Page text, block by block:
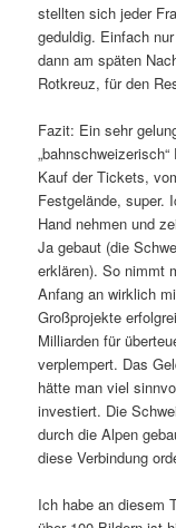
stellten sich jeder
geduldig. Einfach
dann am späten
Rotkreuz, für den
Fazit: Ein sehr
Kauf der Tickets,
Festgelände, super.
Hand nehmen und
Ja gebaut (die
erklären). So nimmt
Anfang an wirklich
Großprojekte
Milliarden für
verplempert. Das
hätte man viel
investiert. Die
durch die Alpen
diese Verbindung
Ich habe an diesem